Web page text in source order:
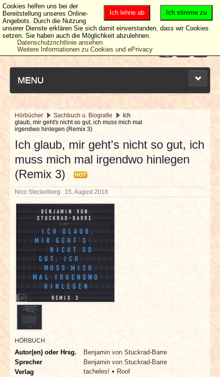
MENU
NEUESTE ARTIKEL
NEWS & DATES
BERICHTE
VERLOSUNGEN
INTERVIEWS
SPECIALS
REDAKTION
LINKS
ARCHIV
Hörbücher Sachbuch u. Biografie
Ich
glaub, mir geht's nicht so gut, ich muss mich mal
irgendwo hinlegen (Remix 3)
Ich glaub, mir geht's nicht so gut, ich
muss mich mal irgendwo hinlegen
(Remix 3)
HOT
Nico Steckelberg 15. August 2018
HÖRBUCH
Autor(en) oder Hrsg.
Benjamin von Stuckrad-Barre
Sprecher
Benjamin von Stuckrad-Barre
Verlag
tacheles!
Roof
Ich stimme zu
Ich lehne ab
Cookies helfen uns bei der
Bereitstellung unseres Online-
Angebots. Durch die Nutzung
unserer Dienste erklären Sie sich damit einverstanden, dass wir Cookies
setzen. Sie haben auch die Möglichkeit abzulehnen.
Datenschutzrichtlinie ansehen
Weitere Informationen zu Cookies und ePrivacy